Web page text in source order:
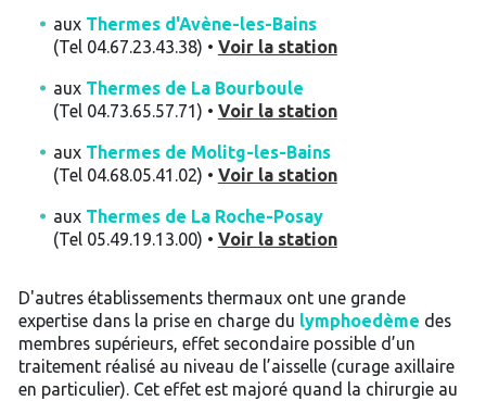
aux Thermes d'Avène-les-Bains
(Tel 04.67.23.43.38) • Voir la station
aux Thermes de La Bourboule
(Tel 04.73.65.57.71) • Voir la station
aux Thermes de Molitg-les-Bains
(Tel 04.68.05.41.02) • Voir la station
aux Thermes de La Roche-Posay
(Tel 05.49.19.13.00) • Voir la station
D'autres établissements thermaux ont une grande
expertise dans la prise en charge du lymphoedème des
membres supérieurs, effet secondaire possible d’un
traitement réalisé au niveau de l’aisselle (curage axillaire
en particulier). Cet effet est majoré quand la chirurgie au